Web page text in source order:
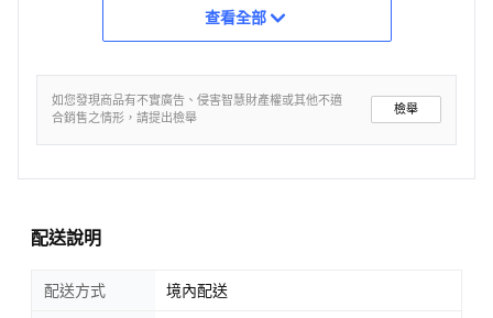
查看全部
如您發現商品有不實廣告、侵害智慧財產權或其他不適
合銷售之情形，請提出檢舉
檢舉
配送說明
配送方式 境內配送